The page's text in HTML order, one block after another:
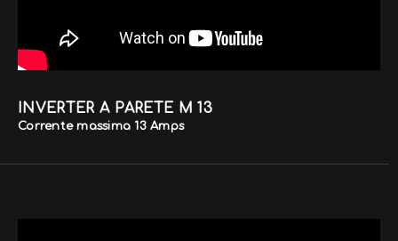
INVERTER A PARETE M 13
Corrente massima 13 Amps